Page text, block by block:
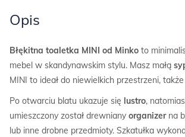
Opis
Błękitna toaletka MINI od Minko to
mebel w skandynawskim stylu. Masz małą
MINI to ideał do niewielkich przestrzeni,
Po otwarciu blatu ukazuje się lustro,
umieszczony został drewniany organizerna
lub inne drobne przedmioty. Szkatułka